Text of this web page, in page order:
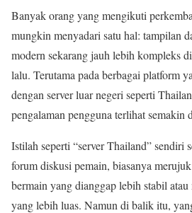
Banyak orang yang mengikuti
mungkin menyadari satu hal: tampilan
modern sekarang jauh lebih kompleks
lalu. Terutama pada berbagai platform
dengan server luar negeri seperti
pengalaman pengguna terlihat semakin
Istilah seperti “server Thailand” sendiri
forum diskusi pemain, biasanya
bermain yang dianggap lebih stabil
yang lebih luas. Namun di balik itu,